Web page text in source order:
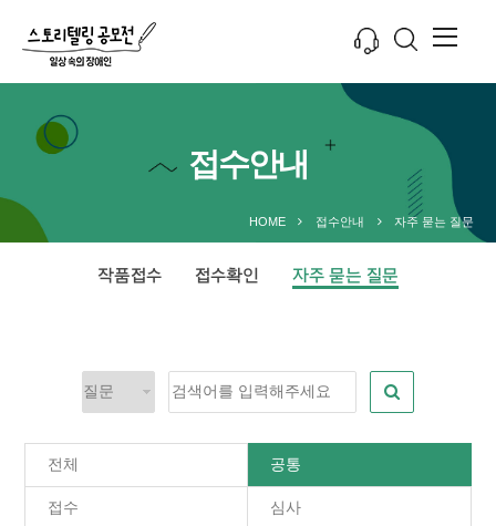
접수안내
HOME 접수안내 자주 묻는 질문
작품접수 접수확인 자주 묻는 질문
전체 공통
접수 심사